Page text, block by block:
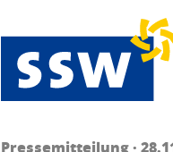
Pressemitteilung ·